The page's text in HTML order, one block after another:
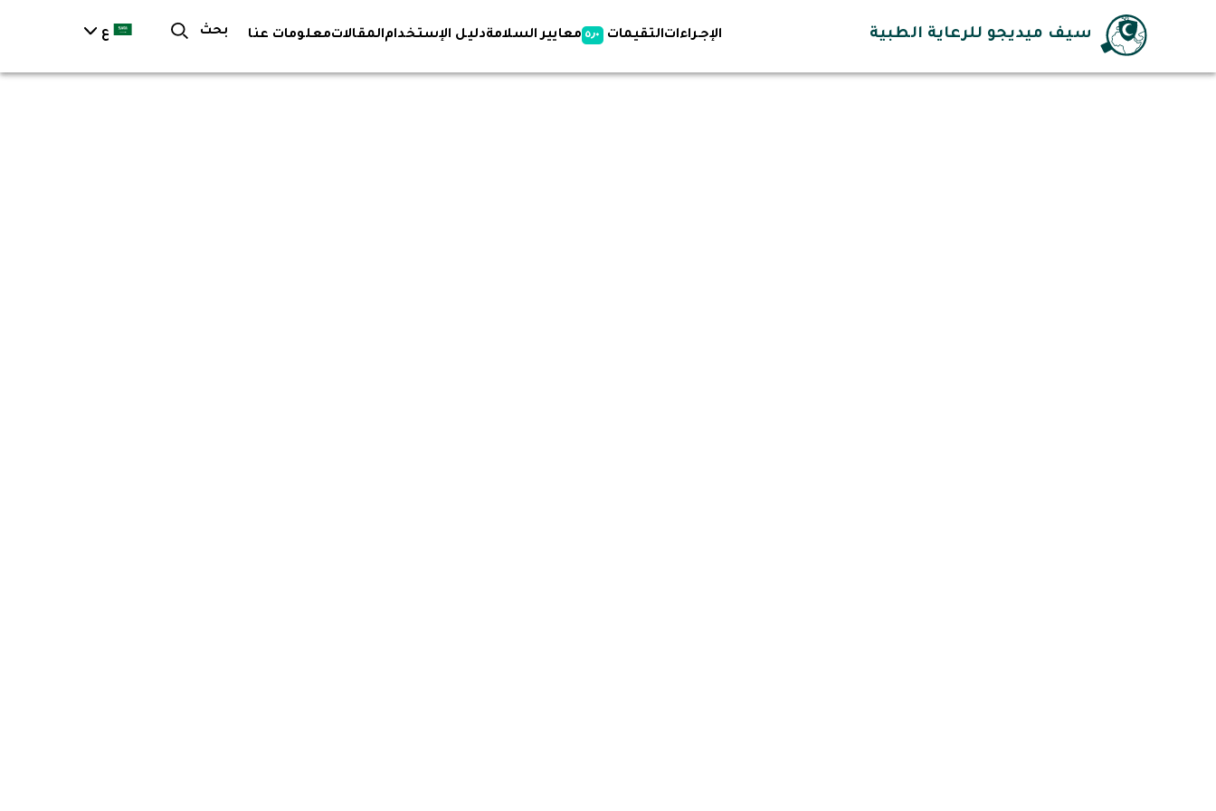
سيف ميديجو للرعاية الطبية الإجـراءاتالتقيمات ٥٫٠ معايير السلامةدليل الإستخدامالمقالاتمعلومات عنا بحث ع